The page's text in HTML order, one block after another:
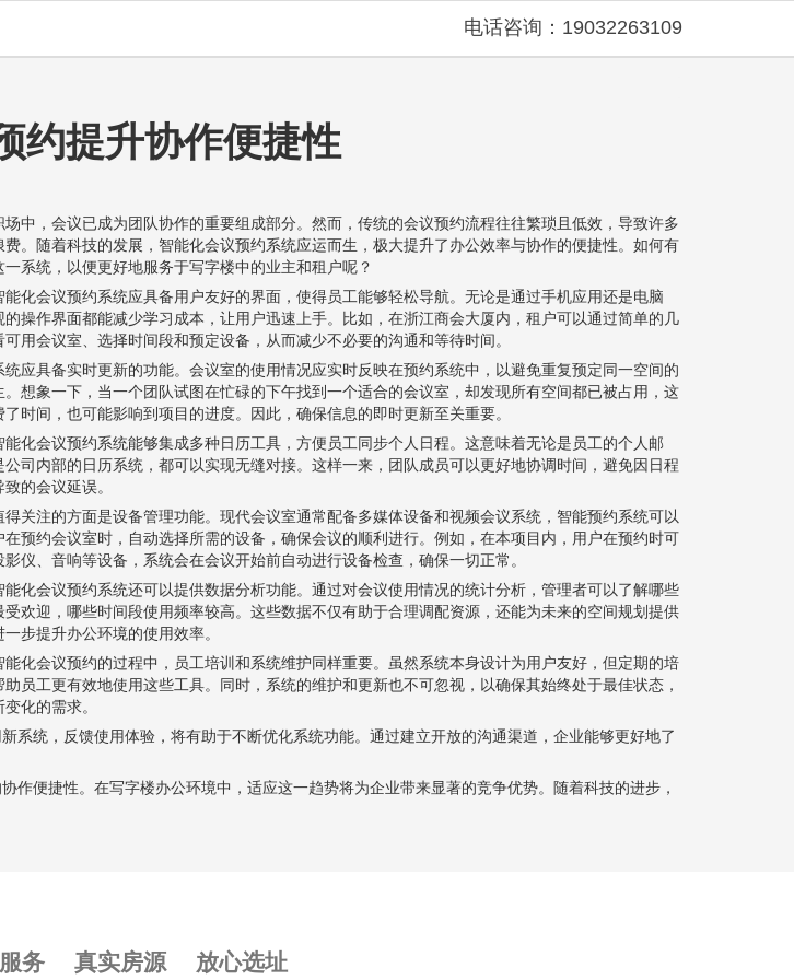
电话咨询：19032263109
约提升协作便捷性
场中，会议已成为团队协作的重要组成部分。然而，传统的会议预约流程往往繁琐且低效，导致许多
费。随着科技的发展，智能化会议预约系统应运而生，极大提升了办公效率与协作的便捷性。如何有
一系统，以便更好地服务于写字楼中的业主和租户呢？
能化会议预约系统应具备用户友好的界面，使得员工能够轻松导航。无论是通过手机应用还是电脑
的操作界面都能减少学习成本，让用户迅速上手。比如，在浙江商会大厦内，租户可以通过简单的几
可用会议室、选择时间段和预定设备，从而减少不必要的沟通和等待时间。
统应具备实时更新的功能。会议室的使用情况应实时反映在预约系统中，以避免重复预定同一空间的
。想象一下，当一个团队试图在忙碌的下午找到一个适合的会议室，却发现所有空间都已被占用，这
了时间，也可能影响到项目的进度。因此，确保信息的即时更新至关重要。
能化会议预约系统能够集成多种日历工具，方便员工同步个人日程。这意味着无论是员工的个人邮
公司内部的日历系统，都可以实现无缝对接。这样一来，团队成员可以更好地协调时间，避免因日程
的会议延误。
得关注的方面是设备管理功能。现代会议室通常配备多媒体设备和视频会议系统，智能预约系统可以
在预约会议室时，自动选择所需的设备，确保会议的顺利进行。例如，在本项目内，用户在预约时可
影仪、音响等设备，系统会在会议开始前自动进行设备检查，确保一切正常。
能化会议预约系统还可以提供数据分析功能。通过对会议使用情况的统计分析，管理者可以了解哪些
受欢迎，哪些时间段使用频率较高。这些数据不仅有助于合理调配资源，还能为未来的空间规划提供
步提升办公环境的使用效率。
能化会议预约的过程中，员工培训和系统维护同样重要。虽然系统本身设计为用户友好，但定期的培
助员工更有效地使用这些工具。同时，系统的维护和更新也不可忽视，以确保其始终处于最佳状态，
化的需求。
统，反馈使用体验，将有助于不断优化系统功能。通过建立开放的沟通渠道，企业能够更好地了
便捷性。在写字楼办公环境中，适应这一趋势将为企业带来显著的竞争优势。随着科技的进步，
务 真实房源 放心选址